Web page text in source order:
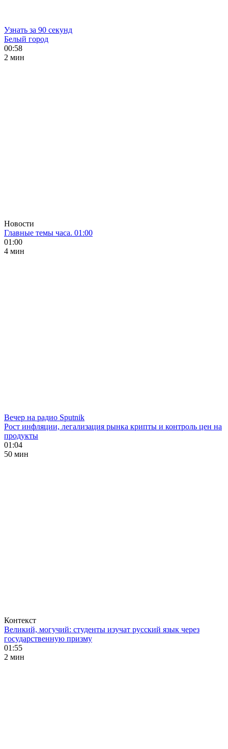
Узнать за 90 секунд
Белый город
00:58
2 мин
Новости
Главные темы часа. 01:00
01:00
4 мин
Вечер на радио Sputnik
Рост инфляции, легализация рынка крипты и контроль цен на
продукты
01:04
50 мин
Контекст
Великий, могучий: студенты изучат русский язык через
государственную призму
01:55
2 мин